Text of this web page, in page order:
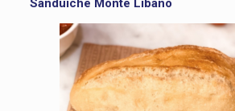
Sanduíche Monte Libano